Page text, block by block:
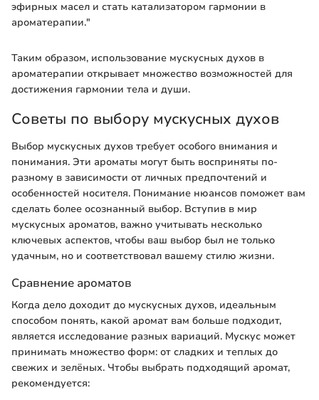
эфирных масел и стать катализатором гармонии в
ароматерапии."
Таким образом, использование мускусных духов в
ароматерапии открывает множество возможностей для
достижения гармонии тела и души.
Советы по выбору мускусных духов
Выбор мускусных духов требует особого внимания и
понимания. Эти ароматы могут быть восприняты по-
разному в зависимости от личных предпочтений и
особенностей носителя. Понимание нюансов поможет вам
сделать более осознанный выбор. Вступив в мир
мускусных ароматов, важно учитывать несколько
ключевых аспектов, чтобы ваш выбор был не только
удачным, но и соответствовал вашему стилю жизни.
Сравнение ароматов
Когда дело доходит до мускусных духов, идеальным
способом понять, какой аромат вам больше подходит,
является исследование разных вариаций. Мускус может
принимать множество форм: от сладких и теплых до
свежих и зелёных. Чтобы выбрать подходящий аромат,
рекомендуется: